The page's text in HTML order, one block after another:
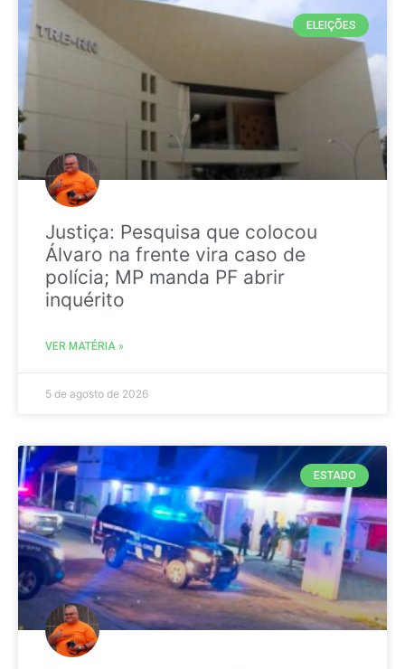
ELEIÇÕES
Justiça: Pesquisa que colocou
Álvaro na frente vira caso de
polícia; MP manda PF abrir
inquérito
VER MATÉRIA »
5 de agosto de 2026
ESTADO